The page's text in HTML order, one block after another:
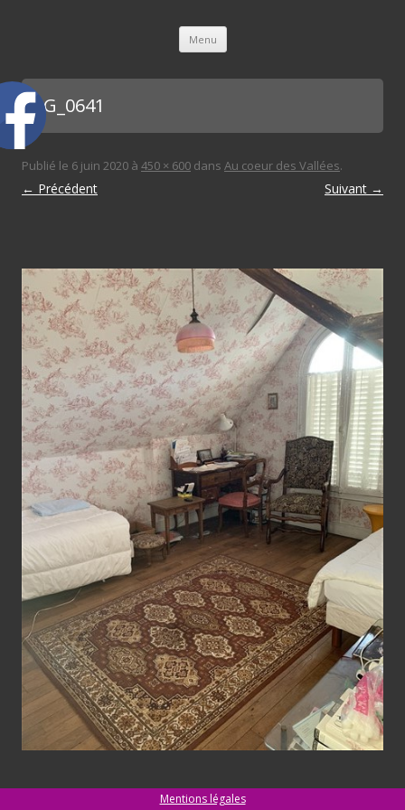
Menu Aller au contenu principal
IMG_0641
Publié le 6 juin 2020 à 450 × 600 dans Au coeur des Vallées.
← Précédent Suivant →
Mentions légales